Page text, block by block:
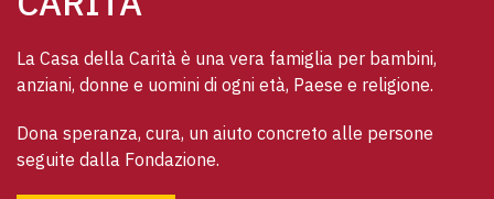
La Casa della Carità è una vera famiglia per bambini,
anziani, donne e uomini di ogni età, Paese e religione.
Dona speranza, cura, un aiuto concreto alle persone
seguite dalla Fondazione.